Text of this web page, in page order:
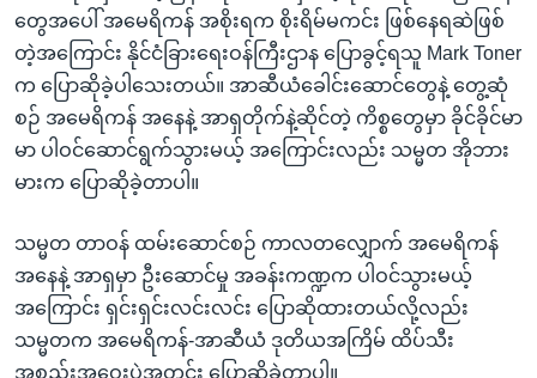
တွေအပေါ် အမေရိကန် အစိုးရက စိုးရိမ်မကင်း ဖြစ်နေရဆဲဖြစ်
တဲ့အကြောင်း နိုင်ငံခြားရေးဝန်ကြီးဌာန ပြောခွင့်ရသူ Mark Toner
က ပြောဆိုခဲ့ပါသေးတယ်။ အာဆီယံခေါင်းဆောင်တွေနဲ့ တွေ့ဆုံ
စဉ် အမေရိကန် အနေနဲ့ အာရှတိုက်နဲ့ဆိုင်တဲ့ ကိစ္စတွေမှာ ခိုင်ခိုင်မာ
မာ ပါဝင်ဆောင်ရွက်သွားမယ့် အကြောင်းလည်း သမ္မတ အိုဘား
မားက ပြောဆိုခဲ့တာပါ။
သမ္မတ တာဝန် ထမ်းဆောင်စဉ် ကာလတလျှောက် အမေရိကန်
အနေနဲ့ အာရှမှာ ဦးဆောင်မှု အခန်းကဏ္ဍက ပါဝင်သွားမယ့်
အကြောင်း ရှင်းရှင်းလင်းလင်း ပြောဆိုထားတယ်လို့လည်း
သမ္မတက အမေရိကန်-အာဆီယံ ဒုတိယအကြိမ် ထိပ်သီး
အစည်းအဝေးပွဲအတွင်း ပြောဆိုခဲ့တာပါ။